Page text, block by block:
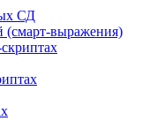
СД
(смарт-выражения)